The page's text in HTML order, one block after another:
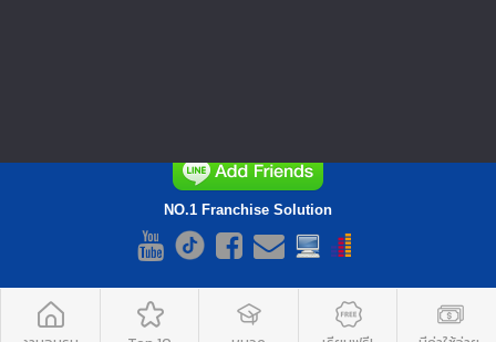
NO.1 Franchise Solution